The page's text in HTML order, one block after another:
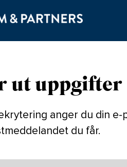
ut uppgifter
anger du din
du får.